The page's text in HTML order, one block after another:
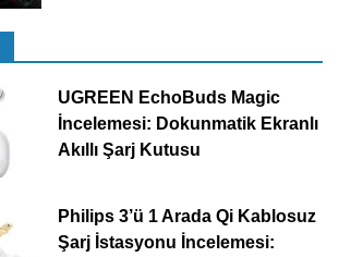
UGREEN EchoBuds Magic
İncelemesi: Dokunmatik Ekranlı
Akıllı Şarj Kutusu
Philips 3’ü 1 Arada Qi Kablosuz
Şarj İstasyonu İncelemesi: